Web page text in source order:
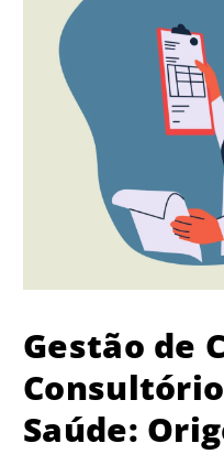
Gestão de
Saúde: